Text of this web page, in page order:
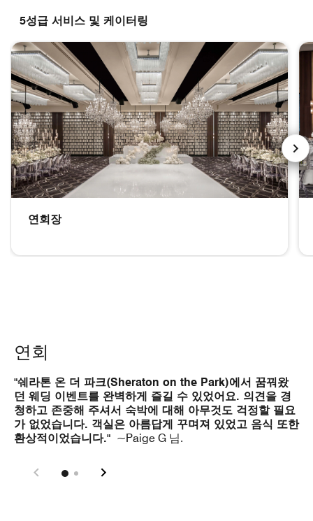
연회장
5성급 서비스 및 케이터링
연회
"쉐라톤 온 더 파크(Sheraton on the Park)에서 꿈꿔왔
던 웨딩 이벤트를 완벽하게 즐길 수 있었어요. 의견을 경
청하고 존중해 주셔서 숙박에 대해 아무것도 걱정할 필요
가 없었습니다. 객실은 아름답게 꾸며져 있었고 음식 또한
환상적이었습니다." ~Paige G 님.